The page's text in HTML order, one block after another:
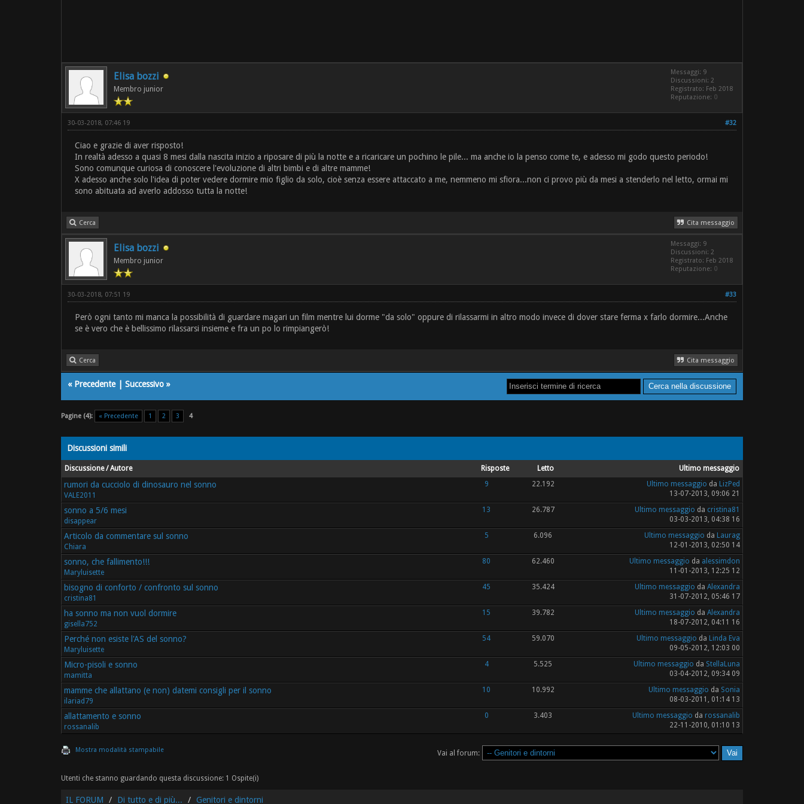
Elisa bozzi
Membro junior
Messaggi: 9
Discussioni: 2
Registrato: Feb 2018
Reputazione: 0
#32
30-03-2018, 07:46 19
Ciao e grazie di aver risposto!
In realtà adesso a quasi 8 mesi dalla nascita inizio a riposare di più la notte e a ricaricare un pochino le pile... ma anche io la penso come te, e adesso mi godo questo periodo!
Sono comunque curiosa di conoscere l'evoluzione di altri bimbi e di altre mamme!
X adesso anche solo l'idea di poter vedere dormire mio figlio da solo, cioè senza essere attaccato a me, nemmeno mi sfiora...non ci provo più da mesi a stenderlo nel letto, ormai mi
sono abituata ad averlo addosso tutta la notte!
Cerca Cita messaggio
Elisa bozzi
Membro junior
Messaggi: 9
Discussioni: 2
Registrato: Feb 2018
Reputazione: 0
#33
30-03-2018, 07:51 19
Però ogni tanto mi manca la possibilità di guardare magari un film mentre lui dorme "da solo" oppure di rilassarmi in altro modo invece di dover stare ferma x farlo dormire...Anche
se è vero che è bellissimo rilassarsi insieme e fra un po lo rimpiangerò!
Cerca Cita messaggio
« Precedente| Successivo »
Pagine (4): « Precedente 1 2 3 4
Discussioni simili
Discussione / Autore Risposte Letto Ultimo messaggio
rumori da cucciolo di dinosauro nel sonno
VALE2011
9 22.192 Ultimo messaggio da LizPed
13-07-2013, 09:06 21
sonno a 5/6 mesi
disappear
13 26.787 Ultimo messaggio da cristina81
03-03-2013, 04:38 16
Articolo da commentare sul sonno
Chiara
5 6.096 Ultimo messaggio da Laurag
12-01-2013, 02:50 14
sonno, che fallimento!!!
Maryluisette
80 62.460 Ultimo messaggio da alessimdon
11-01-2013, 12:25 12
bisogno di conforto / confronto sul sonno
cristina81
45 35.424 Ultimo messaggio da Alexandra
31-07-2012, 05:46 17
ha sonno ma non vuol dormire
gisella752
15 39.782 Ultimo messaggio da Alexandra
18-07-2012, 04:11 16
Perché non esiste l'AS del sonno?
Maryluisette
54 59.070 Ultimo messaggio da Linda Eva
09-05-2012, 12:03 00
Micro-pisoli e sonno
mamitta
4 5.525 Ultimo messaggio da StellaLuna
03-04-2012, 09:34 09
mamme che allattano (e non) datemi consigli per il sonno
ilariad79
10 10.992 Ultimo messaggio da Sonia
08-03-2011, 01:14 13
allattamento e sonno
rossanalib
0 3.403 Ultimo messaggio da rossanalib
22-11-2010, 01:10 13
Mostra modalità stampabile Vai al forum:
Utenti che stanno guardando questa discussione: 1 Ospite(i)
IL FORUM Di tutto e di più... Genitori e dintorni